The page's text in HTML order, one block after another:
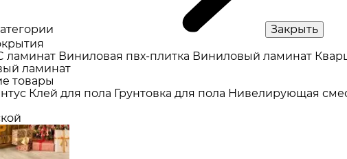
Закрыть
ламинат Виниловая пвх-плитка Виниловый ламинат
ламинат
товары
Клей для пола Грунтовка для пола Нивелирующая